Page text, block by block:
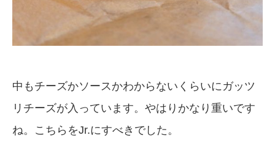
中もチーズかソースかわからないくらいにガッツ
リチーズが入っています。やはりかなり重いです
ね。こちらをJr.にすべきでした。